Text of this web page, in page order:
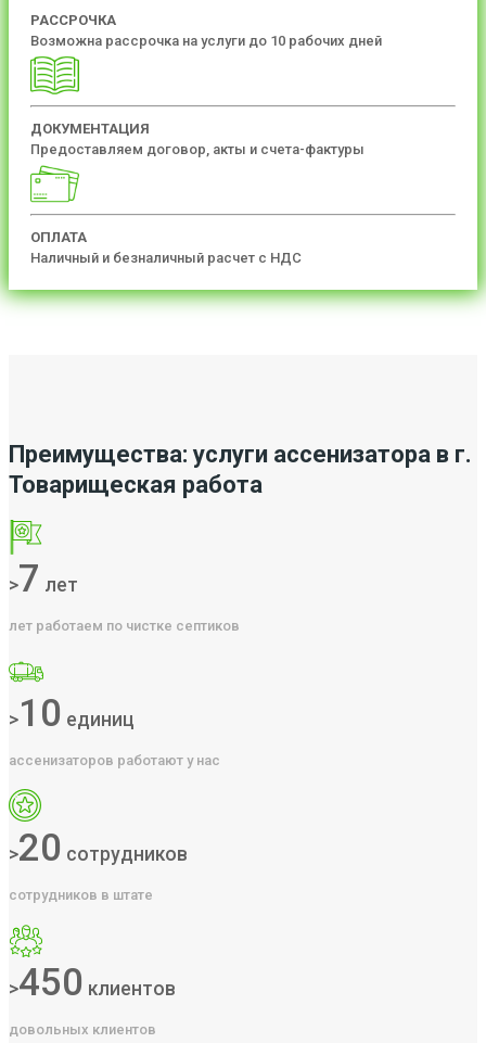
РАССРОЧКА
Возможна рассрочка на услуги до 10 рабочих дней
ДОКУМЕНТАЦИЯ
Предоставляем договор, акты и счета-фактуры
ОПЛАТА
Наличный и безналичный расчет с НДС
Преимущества: услуги ассенизатора в г.
Товарищеская работа
>7 лет
лет работаем по чистке септиков
>10 единиц
ассенизаторов работают у нас
>20 сотрудников
сотрудников в штате
>450 клиентов
довольных клиентов